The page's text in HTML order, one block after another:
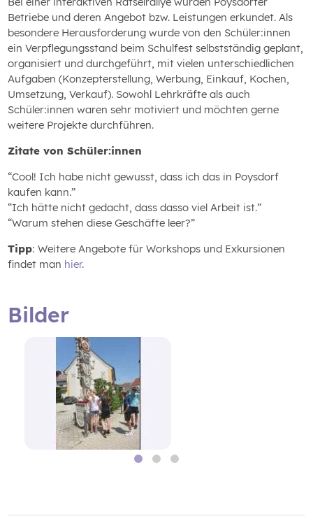
Betriebe und deren Angebot bzw. Leistungen erkundet. Als
besondere Herausforderung wurde von den Schüler:innen
ein Verpflegungsstand beim Schulfest selbstständig geplant,
organisiert und durchgeführt, mit vielen unterschiedlichen
Aufgaben (Konzepterstellung, Werbung, Einkauf, Kochen,
Umsetzung, Verkauf). Sowohl Lehrkräfte als auch
Schüler:innen waren sehr motiviert und möchten gerne
weitere Projekte durchführen.
Zitate von Schüler:innen
“Cool! Ich habe nicht gewusst, dass ich das in Poysdorf
kaufen kann.”
“Ich hätte nicht gedacht, dass dasso viel Arbeit ist.”
“Warum stehen diese Geschäfte leer?”
Tipp: Weitere Angebote für Workshops und Exkursionen
findet man hier.
Bilder